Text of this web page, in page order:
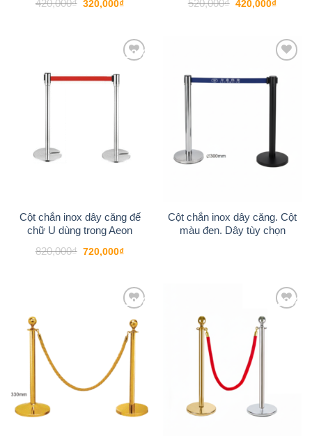
420,000₫ 320,000₫
320,000₫.
520,000₫ 420,000₫
-12%
wishlist
Cột chắn inox dây căng đế
chữ U dùng trong Aeon
820,000₫ Giá
720,000₫Giá
720,000₫.
wishlist
Cột chắn inox dây căng. Cột
màu đen. Dây tùy chọn
-19%
Add to
wishlist
-23%